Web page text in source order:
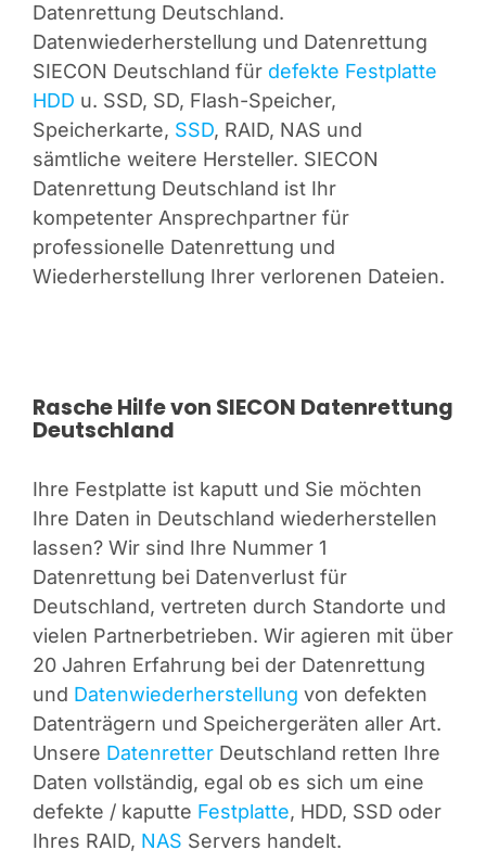
Datenrettung Deutschland.
Datenwiederherstellung und Datenrettung
SIECON Deutschland für defekte Festplatte
HDD u. SSD, SD, Flash-Speicher,
Speicherkarte, SSD, RAID, NAS und
sämtliche weitere Hersteller. SIECON
Datenrettung Deutschland ist Ihr
kompetenter Ansprechpartner für
professionelle Datenrettung und
Wiederherstellung Ihrer verlorenen Dateien.
Rasche Hilfe von SIECON Datenrettung
Deutschland
Ihre Festplatte ist kaputt und Sie möchten
Ihre Daten in Deutschland wiederherstellen
lassen? Wir sind Ihre Nummer 1
Datenrettung bei Datenverlust für
Deutschland, vertreten durch Standorte und
vielen Partnerbetrieben. Wir agieren mit über
20 Jahren Erfahrung bei der Datenrettung
und Datenwiederherstellung von defekten
Datenträgern und Speichergeräten aller Art.
Unsere DatenretterDeutschland retten Ihre
Daten vollständig, egal ob es sich um eine
defekte / kaputte Festplatte, HDD, SSD oder
Ihres RAID, NAS Servers handelt.